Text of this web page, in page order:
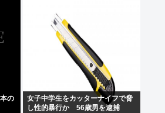
の
女子中学生をカッターナイフで脅
し性的暴行か 56歳男を逮捕